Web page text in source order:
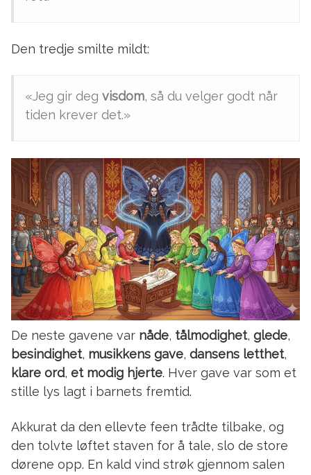
Den tredje smilte mildt:
«Jeg gir deg visdom, så du velger godt når
tiden krever det.»
De neste gavene var nåde, tålmodighet, glede,
besindighet, musikkens gave, dansens letthet,
klare ord, et modig hjerte. Hver gave var som et
stille lys lagt i barnets fremtid.
Akkurat da den ellevte feen trådte tilbake, og
den tolvte løftet staven for å tale, slo de store
dørene opp. En kald vind strøk gjennom salen